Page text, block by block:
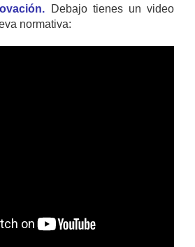
Debajo tienes un video
normativa: